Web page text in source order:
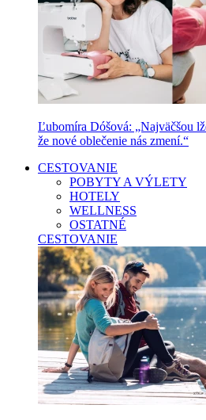
Ľubomíra Dóšová: „Najväčšou
že nové oblečenie nás zmení.“
CESTOVANIE
POBYTY A VÝLETY
HOTELY
WELLNESS
OSTATNÉ
CESTOVANIE